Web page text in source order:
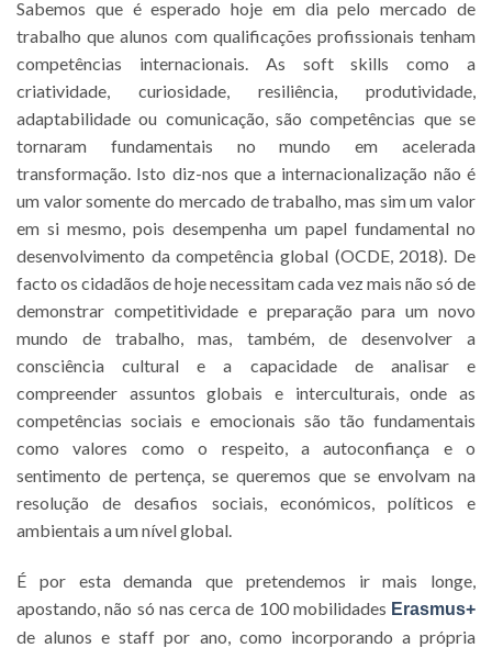
Sabemos que é esperado hoje em dia pelo mercado de
trabalho que alunos com qualificações profissionais tenham
competências internacionais. As soft skills como a
criatividade, curiosidade, resiliência, produtividade,
adaptabilidade ou comunicação, são competências que se
tornaram fundamentais no mundo em acelerada
transformação. Isto diz-nos que a internacionalização não é
um valor somente do mercado de trabalho, mas sim um valor
em si mesmo, pois desempenha um papel fundamental no
desenvolvimento da competência global (OCDE, 2018). De
facto os cidadãos de hoje necessitam cada vez mais não só de
demonstrar competitividade e preparação para um novo
mundo de trabalho, mas, também, de desenvolver a
consciência cultural e a capacidade de analisar e
compreender assuntos globais e interculturais, onde as
competências sociais e emocionais são tão fundamentais
como valores como o respeito, a autoconfiança e o
sentimento de pertença, se queremos que se envolvam na
resolução de desafios sociais, económicos, políticos e
ambientais a um nível global.
É por esta demanda que pretendemos ir mais longe,
apostando, não só nas cerca de 100 mobilidades Erasmus+
de alunos e staff por ano, como incorporando a própria